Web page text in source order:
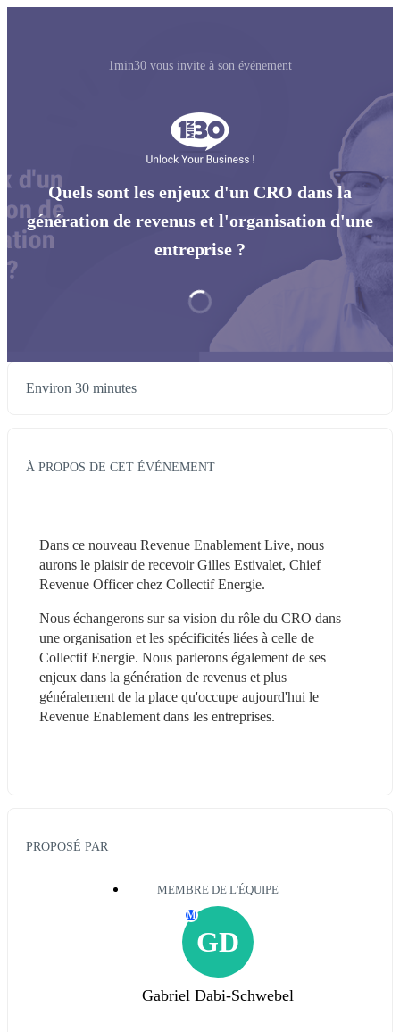
1min30 vous invite à son événement
Quels sont les enjeux d'un CRO dans la
génération de revenus et l'organisation d'une
entreprise ?
Environ 30 minutes
À PROPOS DE CET ÉVÉNEMENT
Dans ce nouveau Revenue Enablement Live, nous
aurons le plaisir de recevoir Gilles Estivalet, Chief
Revenue Officer chez Collectif Energie.
Nous échangerons sur sa vision du rôle du CRO dans
une organisation et les spécificités liées à celle de
Collectif Energie. Nous parlerons également de ses
enjeux dans la génération de revenus et plus
généralement de la place qu'occupe aujourd'hui le
Revenue Enablement dans les entreprises.
PROPOSÉ PAR
MEMBRE DE L'ÉQUIPE
GD
M
Gabriel Dabi-Schwebel